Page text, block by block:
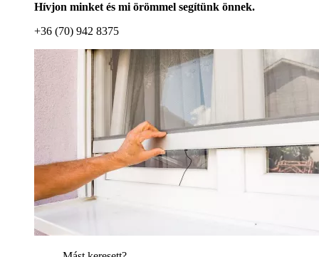
Hívjon minket és mi örömmel segítünk önnek.
+36 (70) 942 8375